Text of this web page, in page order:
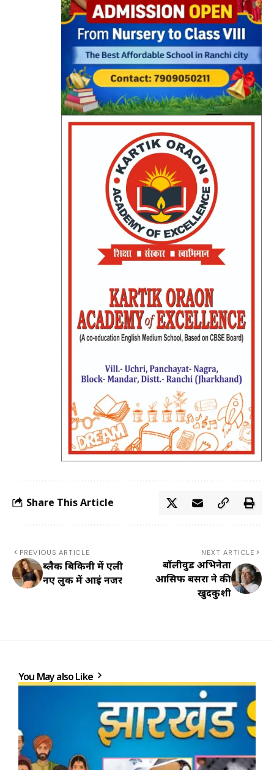
Share This Article
PREVIOUS ARTICLE
ब्लैक बिकिनी में एली
नए लुक में आईं नजर
NEXT ARTICLE
बॉलीवुड अभिनेता
आसिफ बसरा ने की
खुदकुशी
You May also Like